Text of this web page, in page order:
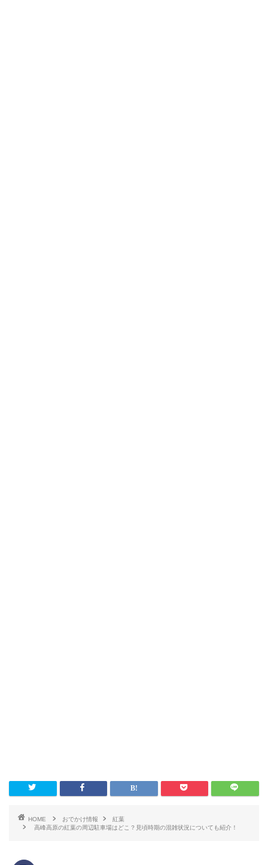
HOME おでかけ情報
紅葉
高峰高原の紅葉の周辺駐車場はどこ？見頃時期の混雑状況についても紹介！